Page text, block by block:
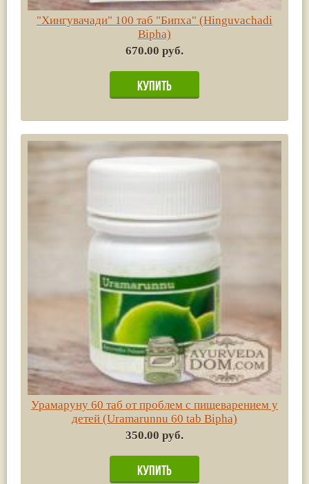
"Хингувачади" 100 таб "Бипха" (Hinguvachadi
Bipha)
670.00 руб.
Урамаруну 60 таб от проблем с пищеварением у
детей (Uramarunnu 60 tab Bipha)
350.00 руб.